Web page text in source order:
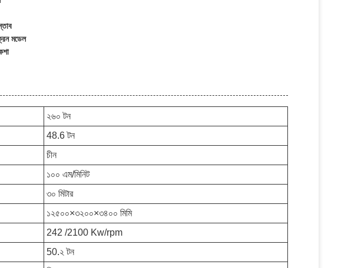
মডেল
২৬০ টন
48.6 টন
চীন
১০০ এম/মিনিট
৩০ মিটার
১২৫০০×৩২০০×৩৪০০ মিমি
242 /2100 Kw/rpm
50.২ টন